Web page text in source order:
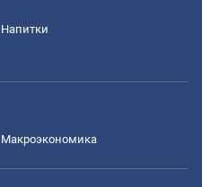
Напитки
Mакроэкономика